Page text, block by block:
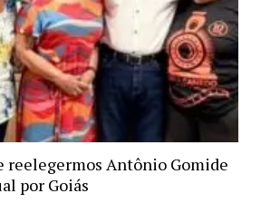
reelegermos Antônio Gomide
por Goiás